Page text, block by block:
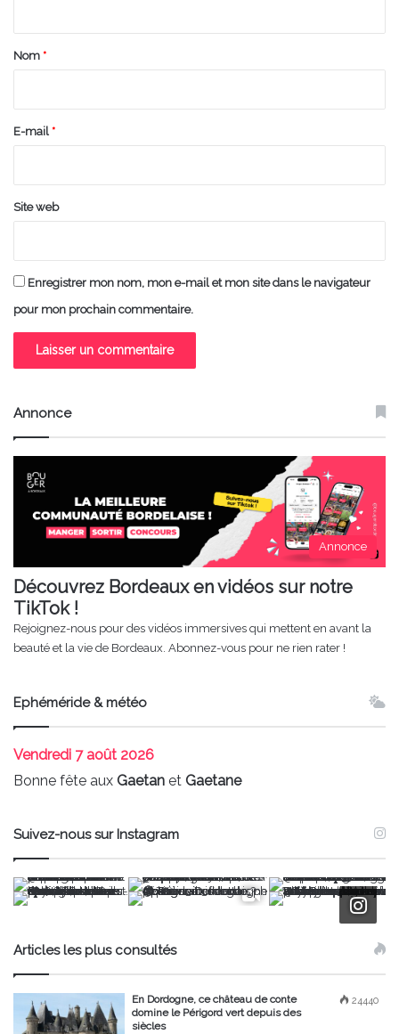
a
e
Nom *
E-mail *
Site web
Enregistrer mon nom, mon e-mail et mon site dans le navigateur
pour mon prochain commentaire.
Annonce
Annonce
Découvrez Bordeaux en vidéos sur notre
TikTok !
Rejoignez-nous pour des vidéos immersives qui mettent en avant la
beauté et la vie de Bordeaux. Abonnez-vous pour ne rien rater !
Ephéméride & météo
Vendredi 7 août 2026
Bonne fête aux Gaetan et Gaetane
Suivez-nous sur Instagram
Articles les plus consultés
24440
En Dordogne, ce château de conte
domine le Périgord vert depuis des
siècles